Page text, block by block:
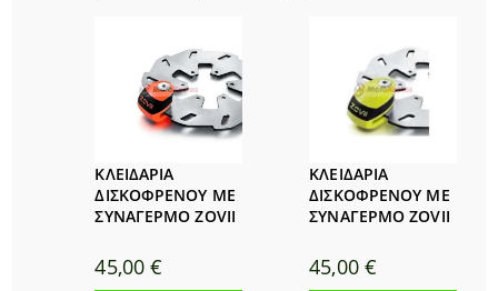
ΚΛΕΙΔΑΡΙΑ
ΔΙΣΚΟΦΡΕΝΟΥ ΜΕ
ΣΥΝΑΓΕΡΜΟ ZOVII
45,00€
ΚΛΕΙΔΑΡΙΑ
ΔΙΣΚΟΦΡΕΝΟΥ ΜΕ
ΣΥΝΑΓΕΡΜΟ ZOVII
45,00 €